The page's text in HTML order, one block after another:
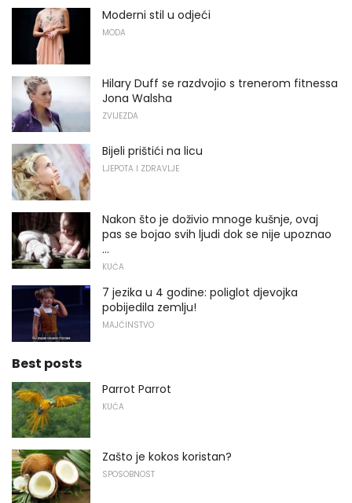
Moderni stil u odjeći
MODA
Hilary Duff se razdvojio s trenerom fitnessa
Jona Walsha
ZVIJEZDA
Bijeli prištići na licu
LJEPOTA I ZDRAVLJE
Nakon što je doživio mnoge kušnje, ovaj
pas se bojao svih ljudi dok se nije upoznao
...
KUĆA
7 jezika u 4 godine: poliglot djevojka
pobijedila zemlju!
MAJČINSTVO
Best posts
Parrot Parrot
KUĆA
Zašto je kokos koristan?
SPOSOBNOST